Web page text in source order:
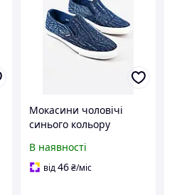
Мокасини чоловічі
синього кольору
Безкоштовна доставка
В наявності
від46₴/міс